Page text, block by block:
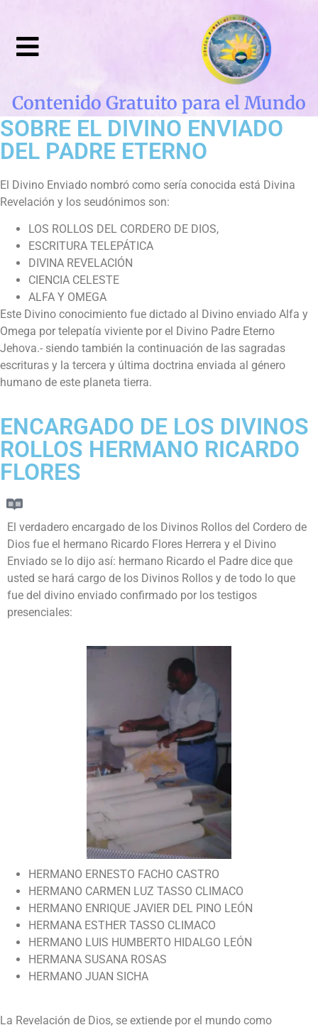
Contenido Gratuito para el Mundo
SOBRE EL DIVINO ENVIADO
DEL PADRE ETERNO
El Divino Enviado nombró como sería conocida está Divina
Revelación y los seudónimos son:
LOS ROLLOS DEL CORDERO DE DIOS,
ESCRITURA TELEPÁTICA
DIVINA REVELACIÓN
CIENCIA CELESTE
ALFA Y OMEGA
Este Divino conocimiento fue dictado al Divino enviado Alfa y
Omega por telepatía viviente por el Divino Padre Eterno
Jehova.- siendo también la continuación de las sagradas
escrituras y la tercera y última doctrina enviada al género
humano de este planeta tierra.
ENCARGADO DE LOS DIVINOS
ROLLOS HERMANO RICARDO
FLORES
El verdadero encargado de los Divinos Rollos del Cordero de
Dios fue el hermano Ricardo Flores Herrera y el Divino
Enviado se lo dijo así: hermano Ricardo el Padre dice que
usted se hará cargo de los Divinos Rollos y de todo lo que
fue del divino enviado confirmado por los testigos
presenciales:
HERMANO ERNESTO FACHO CASTRO
HERMANO CARMEN LUZ TASSO CLIMACO
HERMANO ENRIQUE JAVIER DEL PINO LEÓN
HERMANA ESTHER TASSO CLIMACO
HERMANO LUIS HUMBERTO HIDALGO LEÓN
HERMANA SUSANA ROSAS
HERMANO JUAN SICHA
La Revelación de Dios, se extiende por el mundo como